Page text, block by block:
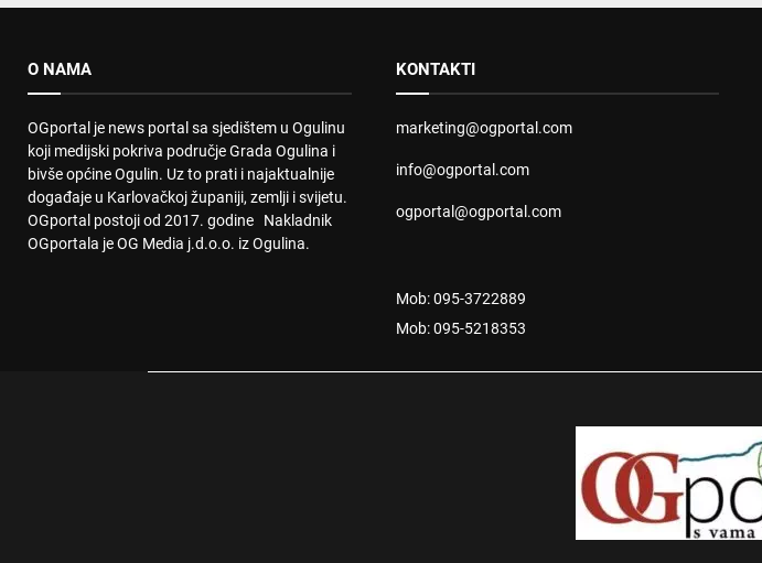
O NAMA
OGportal je news portal sa sjedištem u Ogulinu
koji medijski pokriva područje Grada Ogulina i
bivše općine Ogulin. Uz to prati i najaktualnije
događaje u Karlovačkoj županiji, zemlji i svijetu.
OGportal postoji od 2017. godine Nakladnik
OGportala je OG Media j.d.o.o. iz Ogulina.
KONTAKTI
marketing@ogportal.com
info@ogportal.com
ogportal@ogportal.com
Mob: 095-3722889
Mob: 095-5218353